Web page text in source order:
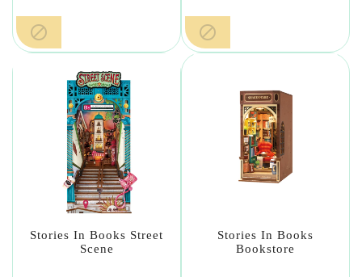
 
Stories In Books Street
Scene
Stories In Books
Bookstore